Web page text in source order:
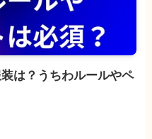
は？うちわルールやペ